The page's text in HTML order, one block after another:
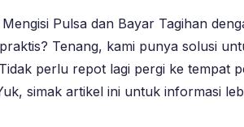
Pulsa dan Bayar Tagihan
Tenang, kami punya solusi
perlu repot lagi pergi ke tempat
simak artikel ini untuk informasi